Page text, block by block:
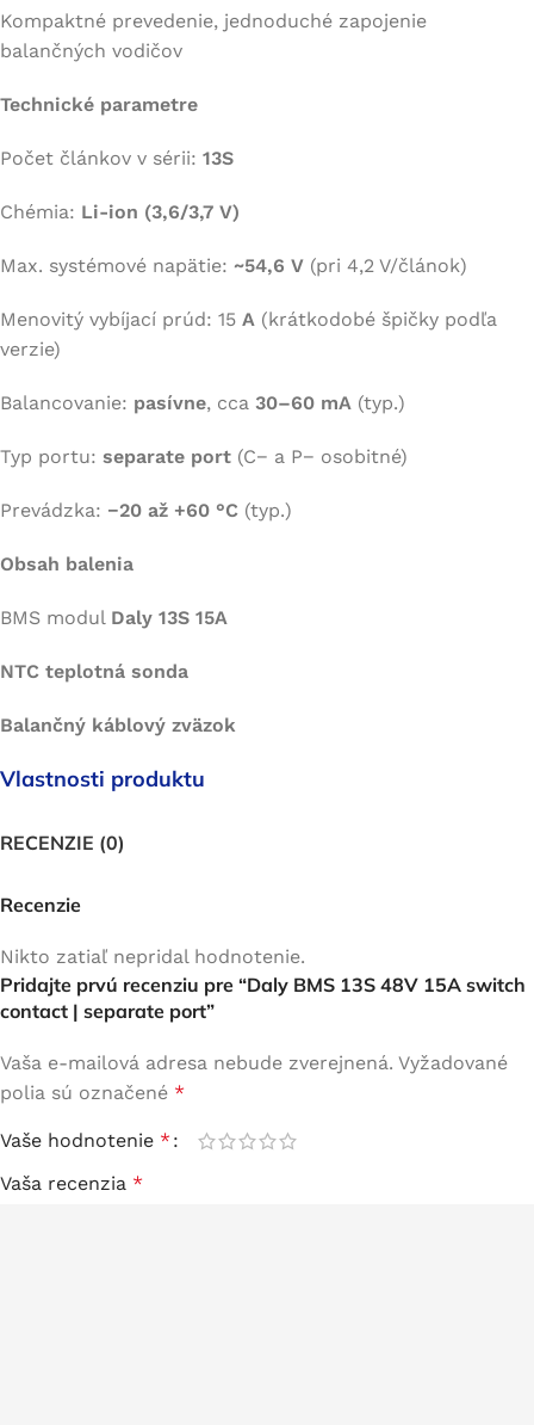
Kompaktné prevedenie, jednoduché zapojenie
balančných vodičov
Technické parametre
Počet článkov v sérii: 13S
Chémia: Li-ion (3,6/3,7 V)
Max. systémové napätie: ~54,6 V (pri 4,2 V/článok)
Menovitý vybíjací prúd: 15 A (krátkodobé špičky podľa
verzie)
Balancovanie: pasívne, cca 30–60 mA (typ.)
Typ portu: separate port (C− a P− osobitné)
Prevádzka: −20 až +60 °C (typ.)
Obsah balenia
BMS modul Daly 13S 15A
NTC teplotná sonda
Balančný káblový zväzok
Vlastnosti produktu
RECENZIE (0)
Recenzie
Nikto zatiaľ nepridal hodnotenie.
Pridajte prvú recenziu pre “Daly BMS 13S 48V 15A switch
contact | separate port”
Vaša e-mailová adresa nebude zverejnená. Vyžadované
polia sú označené *
Vaše hodnotenie *
Vaša recenzia *